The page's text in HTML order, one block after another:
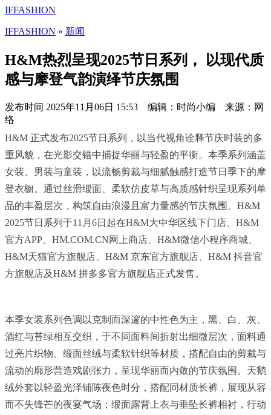
IFFASHION
IFFASHION » 新闻
H&M热烈呈现2025节日系列， 以现代质
感与摩登气韵演绎节庆氛围
发布时间 2025年11月06日 15:53 编辑：时尚小编 来源：网
络
H&M 正式发布2025节日系列，以当代视角诠释节庆时装的多
重风貌，在光影交错中捕捉华丽与轻盈的平衡。本季系列涵盖
女装、男装与童装，以流畅剪裁与细腻触感打造节日季下的摩
登衣橱。通过丝滑缎面、柔软仿皮草与高质感针织呈现系列单
品的丰盈层次，构筑自由浪漫且富力量感的节庆氛围。H&M
2025节日系列于11月6日起在H&M大中华区线下门店、H&M
官方APP、HM.COM.CN网上商店、H&M微信小程序商城、
H&M天猫官方旗舰店、H&M 京东官方旗舰店、H&M 抖音官
方旗舰店及H&M 拼多多官方旗舰店正式发售。
本季女装系列色调以克制而深邃的中性色为主，黑、白、灰、
酒红与苔绿相互交织，于不同面料间折射出细微层次，面料通
过亮片织物、缎面丝绒与柔软针织等材质，搭配自由的剪裁与
流动的廓形营造戏剧张力，呈现华丽而内敛的节庆氛围。天鹅
绒外套以轻盈光泽铺陈夜色时分，搭配同材质长裤，展现从容
而不失锋芒的夜宴气场；缎面露背上衣与垂坠长裤相衬，行动